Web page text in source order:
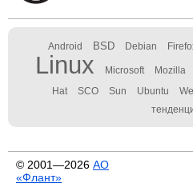
Android BSD Debian
Linux Microsoft Mozilla
Hat SCO Sun Ubuntu
© 2001—2026 АО
«Флант»